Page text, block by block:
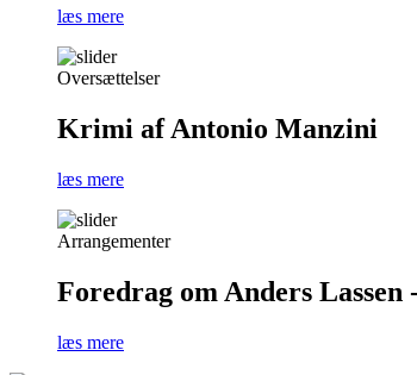
læs mere
Oversættelser
Krimi af Antonio Manzini
læs mere
Arrangementer
Foredrag om Anders
læs mere